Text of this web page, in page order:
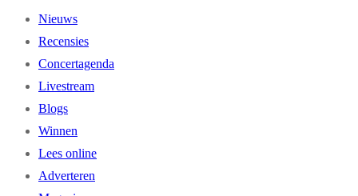
Nieuws
Recensies
Concertagenda
Livestream
Blogs
Winnen
Lees online
Adverteren